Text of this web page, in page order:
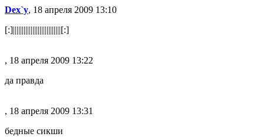
Dex`y, 18 апреля 2009 13:10
[:]|||||||||||||||||||||||||||[:]
, 18 апреля 2009 13:22
да правда
, 18 апреля 2009 13:31
бедные сикши